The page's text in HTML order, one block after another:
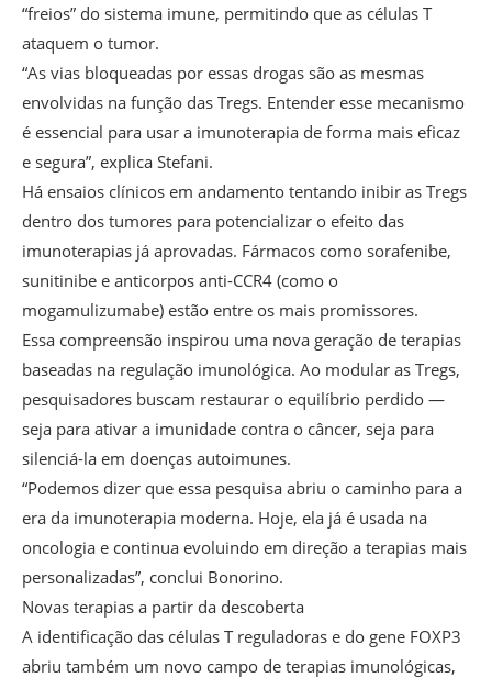
“freios” do sistema imune, permitindo que as células T
ataquem o tumor.
“As vias bloqueadas por essas drogas são as mesmas
envolvidas na função das Tregs. Entender esse mecanismo
é essencial para usar a imunoterapia de forma mais eficaz
e segura”, explica Stefani.
Há ensaios clínicos em andamento tentando inibir as Tregs
dentro dos tumores para potencializar o efeito das
imunoterapias já aprovadas. Fármacos como sorafenibe,
sunitinibe e anticorpos anti-CCR4 (como o
mogamulizumabe) estão entre os mais promissores.
Essa compreensão inspirou uma nova geração de terapias
baseadas na regulação imunológica. Ao modular as Tregs,
pesquisadores buscam restaurar o equilíbrio perdido —
seja para ativar a imunidade contra o câncer, seja para
silenciá-la em doenças autoimunes.
“Podemos dizer que essa pesquisa abriu o caminho para a
era da imunoterapia moderna. Hoje, ela já é usada na
oncologia e continua evoluindo em direção a terapias mais
personalizadas”, conclui Bonorino.
Novas terapias a partir da descoberta
A identificação das células T reguladoras e do gene FOXP3
abriu também um novo campo de terapias imunológicas,